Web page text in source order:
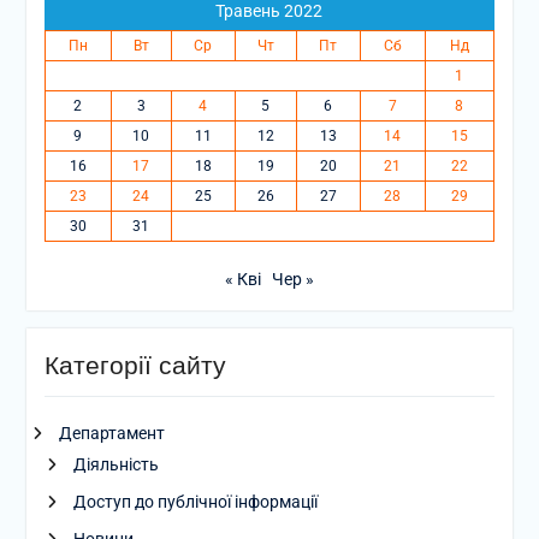
Травень 2022
Пн Вт Ср Чт Пт Сб
Нд
1
2
3 4 5 6 7
8
9
10 11 12 13 14
15
16
17 18 19 20 21
22
23
24 25 26 27 28
29
30
31
« Кві Чер »
Категорії сайту
Департамент
Діяльність
Доступ до публічної інформації